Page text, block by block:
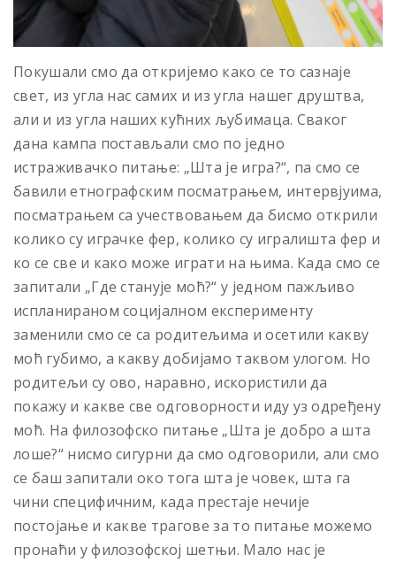
Покушали смо да откријемо како се то сазнаје
свет, из угла нас самих и из угла нашег друштва,
али и из угла наших кућних љубимаца. Сваког
дана кампа постављали смо по једно
истраживачко питање: „Шта је игра?“, па смо се
бавили етнографским посматрањем, интервјуима,
посматрањем са учествовањем да бисмо открили
колико су играчке фер, колико су игралишта фер и
ко се све и како може играти на њима. Када смо се
запитали „Где станује моћ?“ у једном пажљиво
испланираном социјалном експерименту
заменили смо се са родитељима и осетили какву
моћ губимо, а какву добијамо таквом улогом. Но
родитељи су ово, наравно, искористили да
покажу и какве све одговорности иду уз одређену
моћ. На филозофско питање „Шта је добро а шта
лоше?“ нисмо сигурни да смо одговорили, али смо
се баш запитали око тога шта је човек, шта га
чини специфичним, када престаје нечије
постојање и какве трагове за то питање можемо
пронаћи у филозофској шетњи. Мало нас је